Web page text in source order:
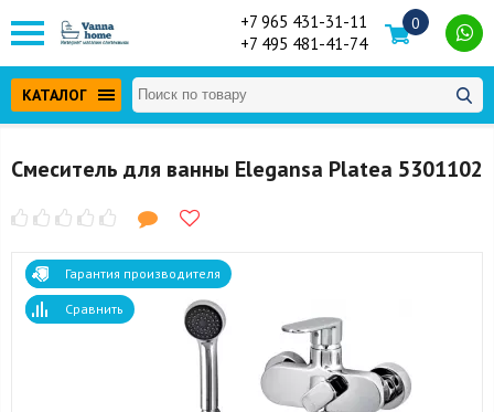
+7 965 431-31-11
+7 495 481-41-74
0
КАТАЛОГ
Смеситель для ванны Elegansa Platea 5301102
Гарантия производителя
Сравнить